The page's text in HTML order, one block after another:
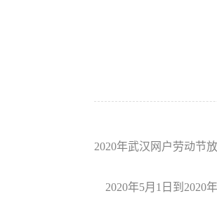
2020年武汉网户劳动节
2020年5月1日到2020